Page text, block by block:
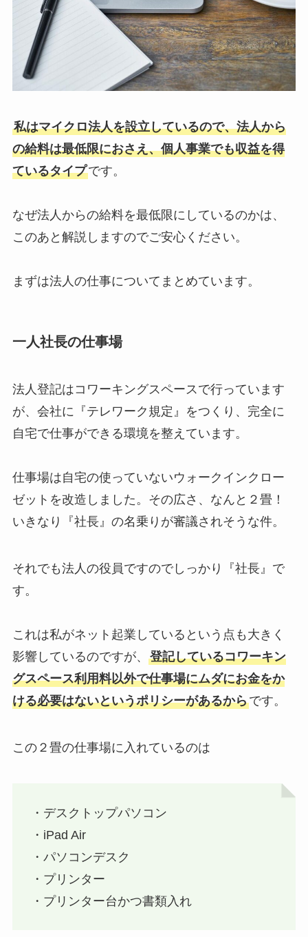
私はマイクロ法人を設立しているので、法人から
の給料は最低限におさえ、個人事業でも収益を得
ているタイプです。
なぜ法人からの給料を最低限にしているのかは、
このあと解説しますのでご安心ください。
まずは法人の仕事についてまとめています。
一人社長の仕事場
法人登記はコワーキングスペースで行っています
が、会社に『テレワーク規定』をつくり、完全に
自宅で仕事ができる環境を整えています。
仕事場は自宅の使っていないウォークインクロー
ゼットを改造しました。その広さ、なんと２畳！
いきなり『社長』の名乗りが審議されそうな件。
それでも法人の役員ですのでしっかり『社長』で
す。
これは私がネット起業しているという点も大きく
影響しているのですが、 登記しているコワーキン
グスペース利用料以外で仕事場にムダにお金をか
ける必要はないというポリシーがあるからです。
この２畳の仕事場に入れているのは
・デスクトップパソコン
・iPad Air
・パソコンデスク
・プリンター
・プリンター台かつ書類入れ